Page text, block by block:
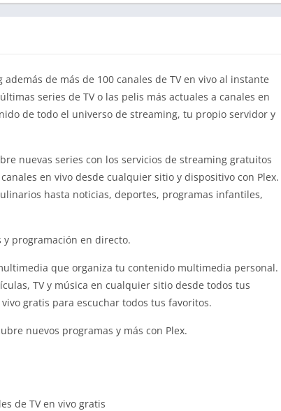
de más de 100 canales de TV en vivo al instante
series de TV o las pelis más actuales a canales en
de todo el universo de streaming, tu propio servidor y
nuevas series con los servicios de streaming gratuitos
en vivo desde cualquier sitio y dispositivo con Plex.
hasta noticias, deportes, programas infantiles,
y programación en directo.
que organiza tu contenido multimedia personal.
TV y música en cualquier sitio desde todos tus
gratis para escuchar todos tus favoritos.
nuevos programas y más con Plex.
de TV en vivo gratis